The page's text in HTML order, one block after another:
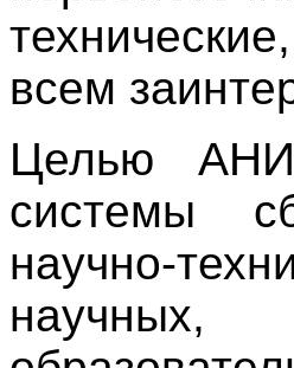
всем
Целью АНИ
системы
научно-